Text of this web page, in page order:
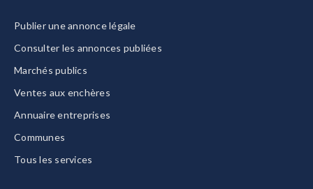
Publier une annonce légale
Consulter les annonces publiées
Marchés publics
Ventes aux enchères
Annuaire entreprises
Communes
Tous les services